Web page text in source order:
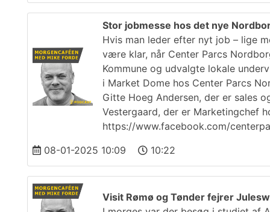
Stor jobmesse hos det nye
Hvis man leder efter nyt job – lige
være klar, når Center Parcs
Kommune og udvalgte lokale
i Market Dome hos Center Parcs
Gitte Hoeg Andersen, der er sales
Vestergaard, der er Marketingchef
https://www.facebook.com/
08-01-2025 10:09
10:22
Visit Rømø og Tønder fejrer